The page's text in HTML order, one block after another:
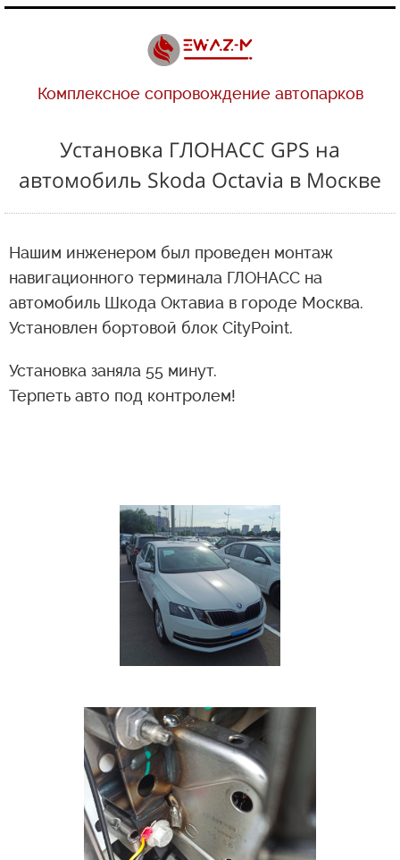
Комплексное сопровождение автопарков
Установка ГЛОНАСС GPS на
автомобиль Skoda Octavia в Москве
Нашим инженером был проведен монтаж
навигационного терминала ГЛОНАСС на
автомобиль Шкода Октавиа в городе Москва.
Установлен бортовой блок CityPoint.
Установка заняла 55 минут.
Терпеть авто под контролем!